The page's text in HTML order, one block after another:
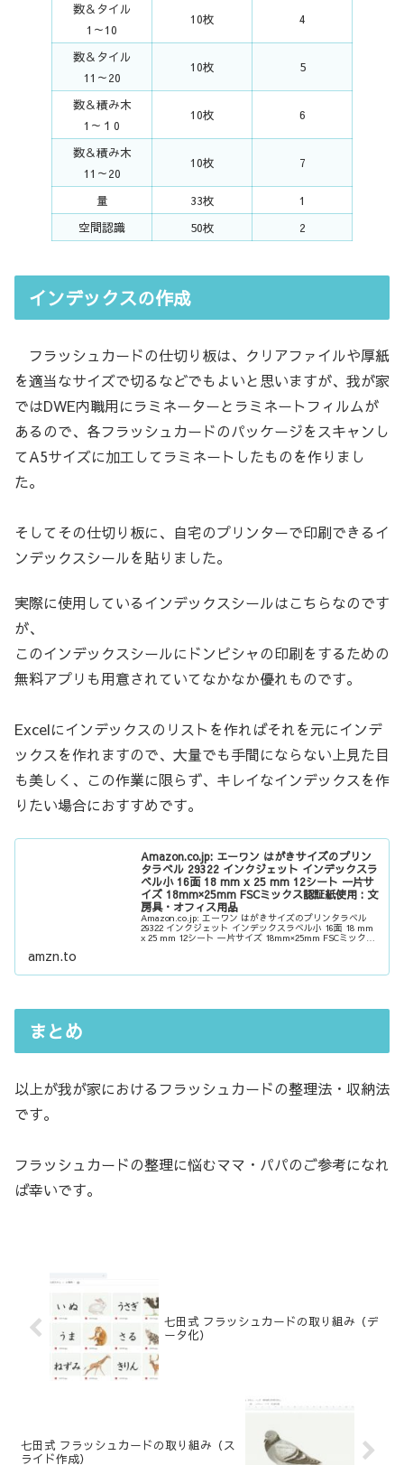
数＆タイル
1～10
10枚 4
数＆タイル
11～20
10枚 5
数＆積み木
1～１0
10枚 6
数＆積み木
11～20
10枚 7
量 33枚
1
空間認識
50枚 2
インデックスの作成
フラッシュカードの仕切り板は、クリアファイルや厚紙
を適当なサイズで切るなどでもよいと思いますが、我が家
ではDWE内職用にラミネーターとラミネートフィルムが
あるので、各フラッシュカードのパッケージをスキャンし
てA5サイズに加工してラミネートしたものを作りまし
た。
そしてその仕切り板に、自宅のプリンターで印刷できるイ
ンデックスシールを貼りました。
実際に使用しているインデックスシールはこちらなのです
が、
このインデックスシールにドンピシャの印刷をするための
無料アプリも用意されていてなかなか優れものです。
Excelにインデックスのリストを作ればそれを元にインデ
ックスを作れますので、大量でも手間にならない上見た目
も美しく、この作業に限らず、キレイなインデックスを作
りたい場合におすすめです。
Amazon.co.jp: エーワン はがきサイズのプリン
タラベル 29322 インクジェット インデックスラ
ベル小 16面 18 mm x 25 mm 12シート 一片サ
イズ 18mm×25mm FSCミックス認証紙使用 : 文
房具・オフィス用品
Amazon.co.jp: エーワン はがきサイズのプリンタラベル
29322 インクジェット インデックスラベル小 16面 18 mm
x 25 mm 12シート 一片サイズ 18mm×25mm FSCミックス
amzn.to
まとめ
以上が我が家におけるフラッシュカードの整理法・収納法
です。
フラッシュカードの整理に悩むママ・パパのご参考になれ
ば幸いです。
七田式 フラッシュカードの取り組み（デ
ータ化）
七田式 フラッシュカードの取り組み（ス
ライド作成）